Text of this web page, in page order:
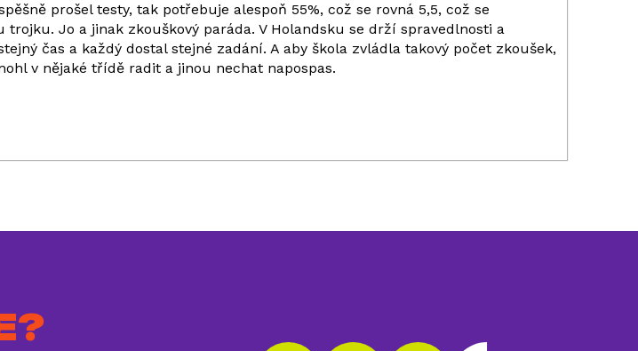
prošel testy, tak potřebuje alespoň 55%, což se rovná 5,5, což se
Jo a jinak zkouškový paráda. V Holandsku se drží spravedlnosti a
čas a každý dostal stejné zadání. A aby škola zvládla takový počet zkoušek,
v nějaké třídě radit a jinou nechat napospas.